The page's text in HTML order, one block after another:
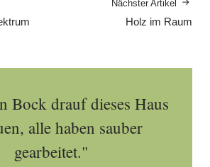
Nächster Artikel
Holz im Raum
Bock drauf dieses Haus
alle haben sauber
gearbeitet."